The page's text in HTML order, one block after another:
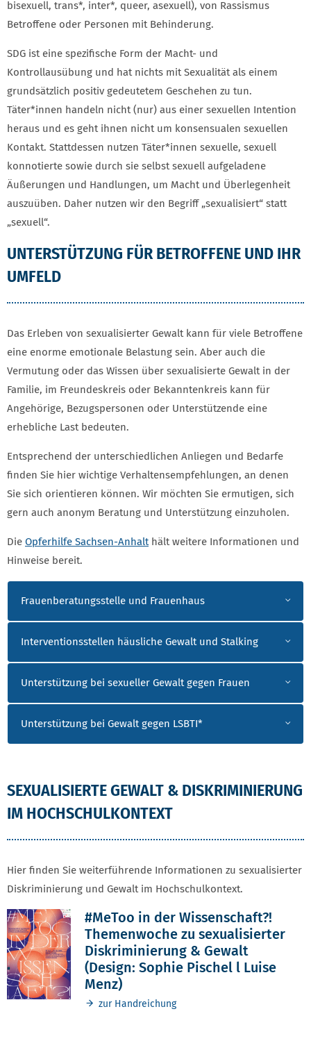
bisexuell, trans*, inter*, queer, asexuell), von Rassismus
Betroffene oder Personen mit Behinderung.
SDG ist eine spezifische Form der Macht- und
Kontrollausübung und hat nichts mit Sexualität als einem
grundsätzlich positiv gedeutetem Geschehen zu tun.
Täter*innen handeln nicht (nur) aus einer sexuellen Intention
heraus und es geht ihnen nicht um konsensualen sexuellen
Kontakt. Stattdessen nutzen Täter*innen sexuelle, sexuell
konnotierte sowie durch sie selbst sexuell aufgeladene
Äußerungen und Handlungen, um Macht und Überlegenheit
auszuüben. Daher nutzen wir den Begriff „sexualisiert“ statt
„sexuell“.
UNTERSTÜTZUNG FÜR BETROFFENE UND IHR
UMFELD
Das Erleben von sexualisierter Gewalt kann für viele Betroffene
eine enorme emotionale Belastung sein. Aber auch die
Vermutung oder das Wissen über sexualisierte Gewalt in der
Familie, im Freundeskreis oder Bekanntenkreis kann für
Angehörige, Bezugspersonen oder Unterstützende eine
erhebliche Last bedeuten.
Entsprechend der unterschiedlichen Anliegen und Bedarfe
finden Sie hier wichtige Verhaltensempfehlungen, an denen
Sie sich orientieren können. Wir möchten Sie ermutigen, sich
gern auch anonym Beratung und Unterstützung einzuholen.
Die Opferhilfe Sachsen-Anhalthält weitere Informationen und
Hinweise bereit.
Frauenberatungsstelle und Frauenhaus
Interventionsstellen häusliche Gewalt und Stalking
Unterstützung bei sexueller Gewalt gegen Frauen
Unterstützung bei Gewalt gegen LSBTI*
SEXUALISIERTE GEWALT & DISKRIMINIERUNG
IM HOCHSCHULKONTEXT
Hier finden Sie weiterführende Informationen zu sexualisierter
Diskriminierung und Gewalt im Hochschulkontext.
#MeToo in der Wissenschaft?!
Themenwoche zu sexualisierter
Diskriminierung & Gewalt
(Design: Sophie Pischel l Luise
Menz)
zur Handreichung